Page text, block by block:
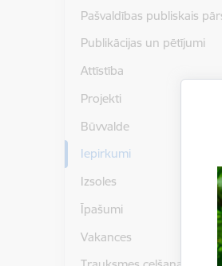
Pašvaldības publiskais
Publikācijas un pētījumi
Attīstība
Projekti
Būvvalde
Iepirkumi
Izsoles
Īpašumi
Vakances